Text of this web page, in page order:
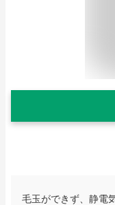
毛玉ができず、静電